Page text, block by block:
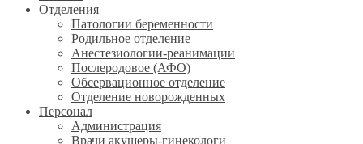
Отделения
Патологии беременности
Родильное отделение
Анестезиологии-реанимации
Послеродовое (АФО)
Обсервационное отделение
Отделение новорожденных
Персонал
Администрация
Врачи акушеры-гинекологи